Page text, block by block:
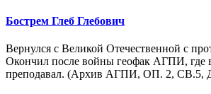
Бострем Глеб Глебович
Вернулся с Великой Отечественной с
Окончил после войны геофак АГПИ, где
преподавал. (Архив АГПИ, ОП. 2, СВ.5,